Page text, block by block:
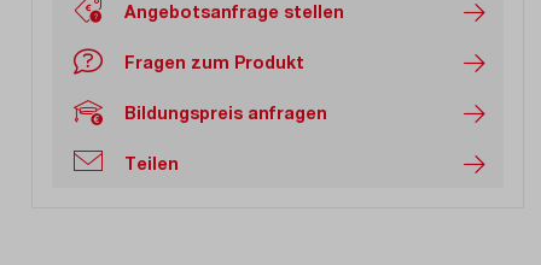
Angebotsanfrage stellen
Fragen zum Produkt
Bildungspreis anfragen
Teilen